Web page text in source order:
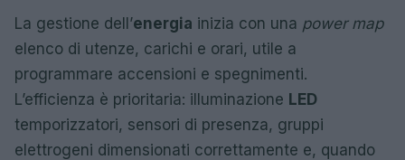
La gestione dell’energia inizia con una power map
elenco di utenze, carichi e orari, utile a
programmare accensioni e spegnimenti.
L’efficienza è prioritaria: illuminazione LED
temporizzatori, sensori di presenza, gruppi
elettrogeni dimensionati correttamente e, quando